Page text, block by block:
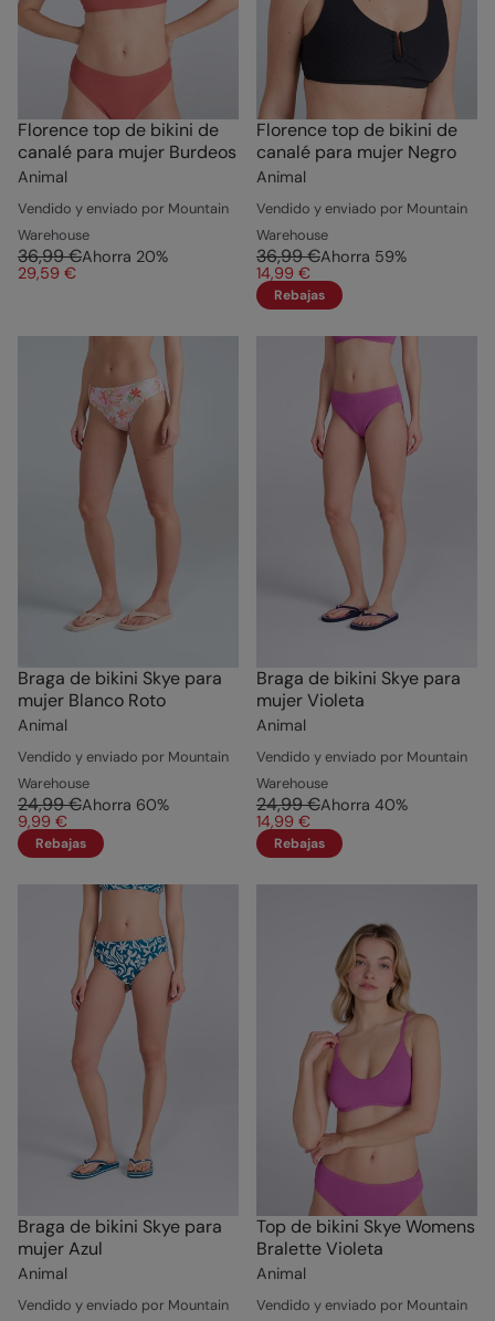
Florence top de bikini de
canalé para mujer Burdeos
Animal
Vendido y enviado por Mountain
Warehouse
36,99 €Ahorra 20%
29,59 €
Florence top de bikini de
canalé para mujer Negro
Animal
Vendido y enviado por Mountain
Warehouse
36,99 €Ahorra 59%
14,99 €
Rebajas
Braga de bikini Skye para
mujer Blanco Roto
Animal
Vendido y enviado por Mountain
Warehouse
24,99 €Ahorra 60%
9,99 €
Rebajas
Braga de bikini Skye para
mujer Violeta
Animal
Vendido y enviado por Mountain
Warehouse
24,99 €Ahorra 40%
14,99 €
Rebajas
Braga de bikini Skye para
mujer Azul
Animal
Vendido y enviado por Mountain
Top de bikini Skye Womens
Bralette Violeta
Animal
Vendido y enviado por Mountain